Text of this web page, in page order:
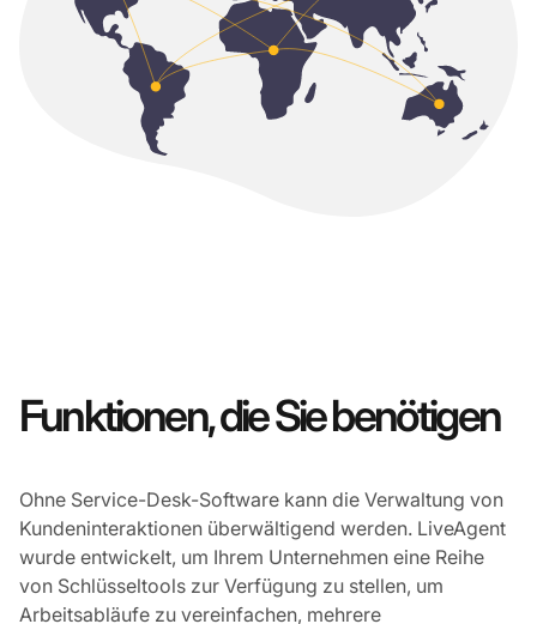
Funktionen, die Sie benötigen
Ohne Service-Desk-Software kann die Verwaltung von
Kundeninteraktionen überwältigend werden. LiveAgent
wurde entwickelt, um Ihrem Unternehmen eine Reihe
von Schlüsseltools zur Verfügung zu stellen, um
Arbeitsabläufe zu vereinfachen, mehrere